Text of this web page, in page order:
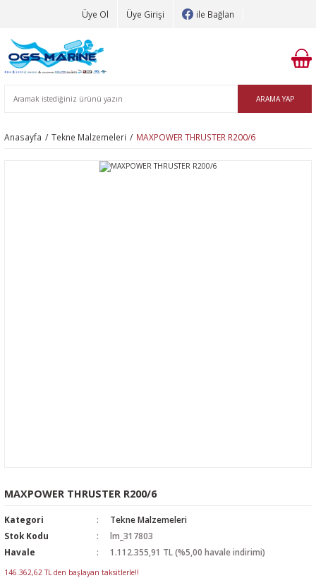
Üye Ol Üye Girişi ile Bağlan
ARAMA YAP
Anasayfa Tekne Malzemeleri MAXPOWER THRUSTER R200/6
MAXPOWER THRUSTER R200/6
Kategori
Tekne Malzemeleri
Stok Kodu
lm_317803
Havale
1.112.355,91 TL (%5,00 havale indirimi)
146.362,62 TL den başlayan taksitlerle!!